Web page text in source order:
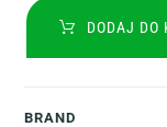
DODAJ DO
BRAND